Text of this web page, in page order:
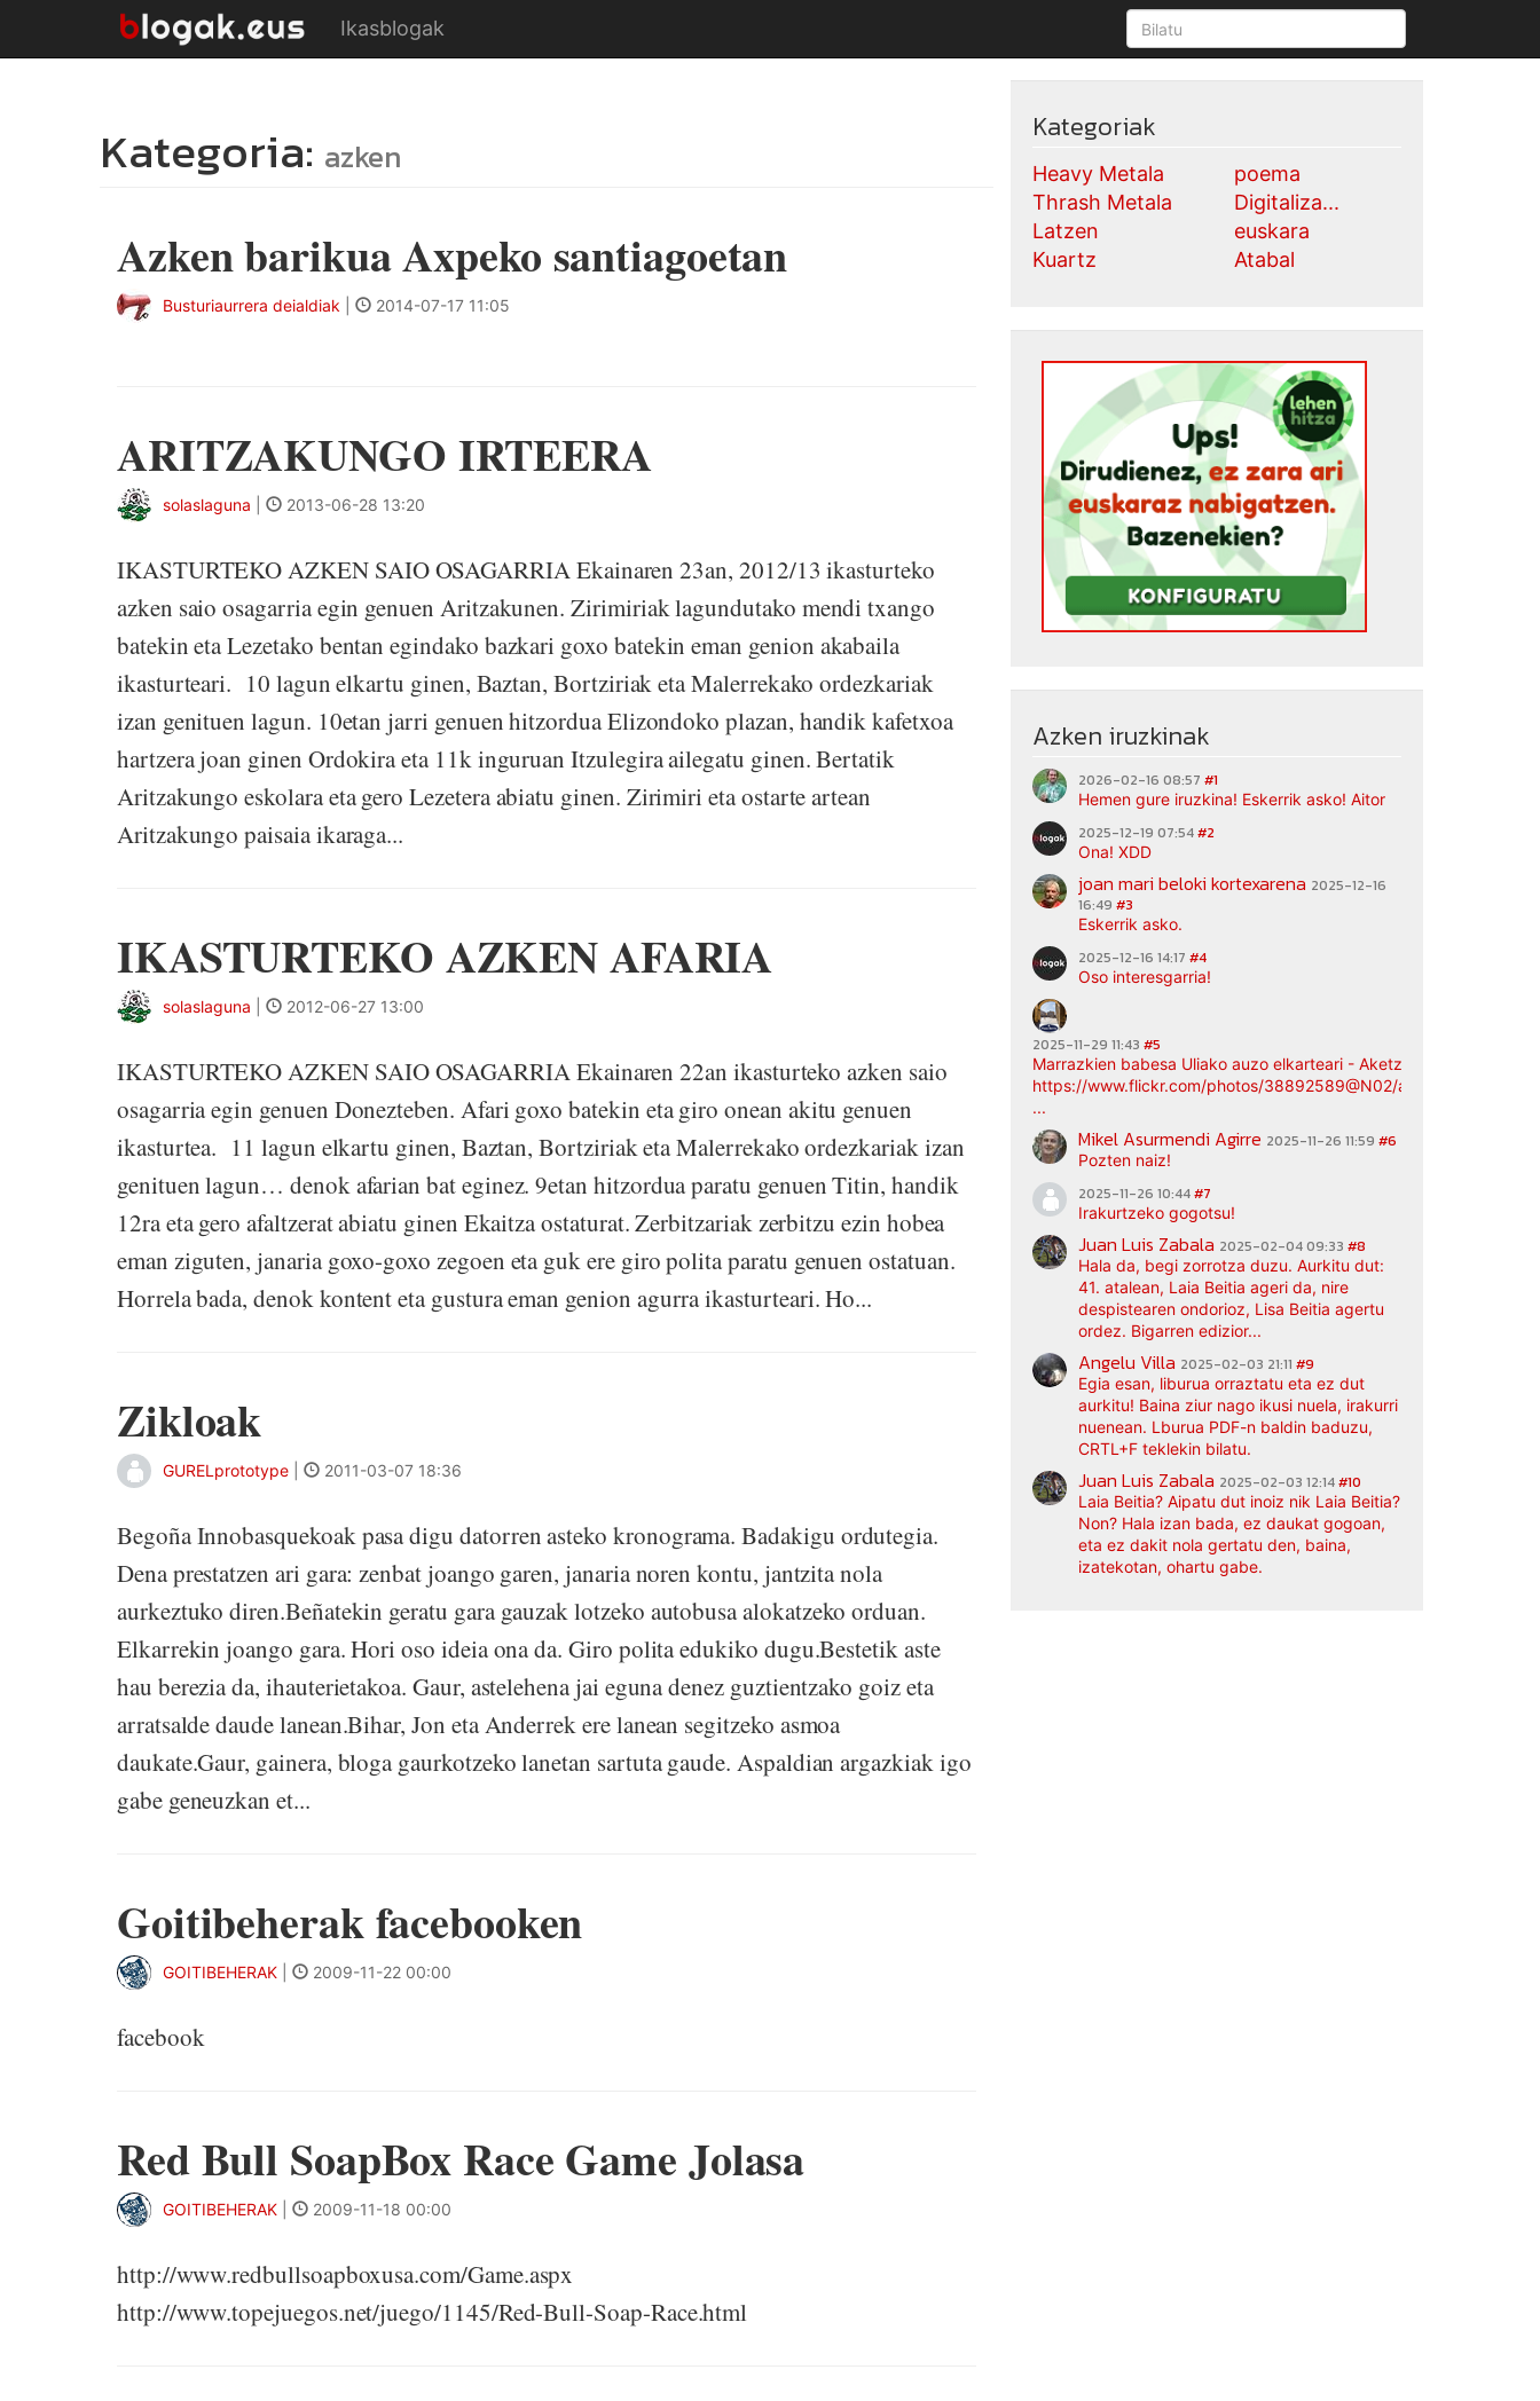
Ikasblogak
Kategoria: azken
Azken barikua Axpeko santiagoetan
Busturiaurrera deialdiak 2014-07-17 11:05
ARITZAKUNGO IRTEERA
solaslaguna 2013-06-28 13:20
IKASTURTEKO AZKEN SAIO OSAGARRIA Ekainaren 23an, 2012/13 ikasturteko
azken saio osagarria egin genuen Aritzakunen. Zirimiriak lagundutako mendi txango
batekin eta Lezetako bentan egindako bazkari goxo batekin eman genion akabaila
ikasturteari. 10 lagun elkartu ginen, Baztan, Bortziriak eta Malerrekako ordezkariak
izan genituen lagun. 10etan jarri genuen hitzordua Elizondoko plazan, handik kafetxoa
hartzera joan ginen Ordokira eta 11k inguruan Itzulegira ailegatu ginen. Bertatik
Aritzakungo eskolara eta gero Lezetera abiatu ginen. Zirimiri eta ostarte artean
Aritzakungo paisaia ikaraga...
IKASTURTEKO AZKEN AFARIA
solaslaguna 2012-06-27 13:00
IKASTURTEKO AZKEN SAIO OSAGARRIA Ekainaren 22an ikasturteko azken saio
osagarria egin genuen Donezteben. Afari goxo batekin eta giro onean akitu genuen
ikasturtea. 11 lagun elkartu ginen, Baztan, Bortziriak eta Malerrekako ordezkariak izan
genituen lagun… denok afarian bat eginez. 9etan hitzordua paratu genuen Titin, handik
12ra eta gero afaltzerat abiatu ginen Ekaitza ostaturat. Zerbitzariak zerbitzu ezin hobea
eman ziguten, janaria goxo-goxo zegoen eta guk ere giro polita paratu genuen ostatuan.
Horrela bada, denok kontent eta gustura eman genion agurra ikasturteari. Ho...
Zikloak
GURELprototype 2011-03-07 18:36
Begoña Innobasquekoak pasa digu datorren asteko kronograma. Badakigu ordutegia.
Dena prestatzen ari gara: zenbat joango garen, janaria noren kontu, jantzita nola
aurkeztuko diren.Beñatekin geratu gara gauzak lotzeko autobusa alokatzeko orduan.
Elkarrekin joango gara. Hori oso ideia ona da. Giro polita edukiko dugu.Bestetik aste
hau berezia da, ihauterietakoa. Gaur, astelehena jai eguna denez guztientzako goiz eta
arratsalde daude lanean.Bihar, Jon eta Anderrek ere lanean segitzeko asmoa
daukate.Gaur, gainera, bloga gaurkotzeko lanetan sartuta gaude. Aspaldian argazkiak igo
gabe geneuzkan et...
Goitibeherak facebooken
GOITIBEHERAK 2009-11-22 00:00
facebook
Red Bull SoapBox Race Game Jolasa
GOITIBEHERAK 2009-11-18 00:00
http://www.redbullsoapboxusa.com/Game.aspx
http://www.topejuegos.net/juego/1145/Red-Bull-Soap-Race.html
Kategoriak
Heavy Metala
Thrash Metala
Latzen
Kuartz
poema
Digitaliza...
euskara
Atabal
Azken iruzkinak
2026-02-16 08:57 #1
Hemen gure iruzkina! Eskerrik asko! Aitor
2025-12-19 07:54#2
Ona! XDD
joan mari beloki kortexarena 2025-12-16
16:49 #3
Eskerrik asko.
2025-12-16 14:17 #4
Oso interesgarria!
2025-11-29 11:43 #5
Marrazkien babesa Uliako auzo elkarteari - Aketz etxea (argazki
https://www.flickr.com/photos/38892589@N02/albums/
...
Mikel Asurmendi Agirre 2025-11-26 11:59 #6
Pozten naiz!
2025-11-26 10:44#7
Irakurtzeko gogotsu!
Juan Luis Zabala 2025-02-04 09:33 #8
Hala da, begi zorrotza duzu. Aurkitu dut:
41. atalean, Laia Beitia ageri da, nire
despistearen ondorioz, Lisa Beitia agertu
ordez. Bigarren edizior...
Angelu Villa 2025-02-03 21:11 #9
Egia esan, liburua orraztatu eta ez dut
aurkitu! Baina ziur nago ikusi nuela, irakurri
nuenean. Lburua PDF-n baldin baduzu,
CRTL+F teklekin bilatu.
Juan Luis Zabala 2025-02-03 12:14#10
Laia Beitia? Aipatu dut inoiz nik Laia Beitia?
Non? Hala izan bada, ez daukat gogoan,
eta ez dakit nola gertatu den, baina,
izatekotan, ohartu gabe.